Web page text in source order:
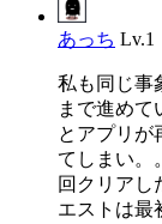
あっち Lv.1
私も同じ事
まで進めて
とアプリが
てしまい。
回クリアし
エストは最